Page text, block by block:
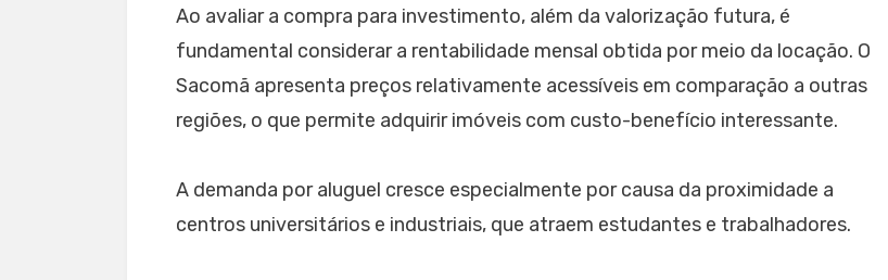
Ao avaliar a compra para investimento, além da valorização futura, é
fundamental considerar a rentabilidade mensal obtida por meio da locação. O
Sacomã apresenta preços relativamente acessíveis em comparação a outras
regiões, o que permite adquirir imóveis com custo-benefício interessante.
A demanda por aluguel cresce especialmente por causa da proximidade a
centros universitários e industriais, que atraem estudantes e trabalhadores.